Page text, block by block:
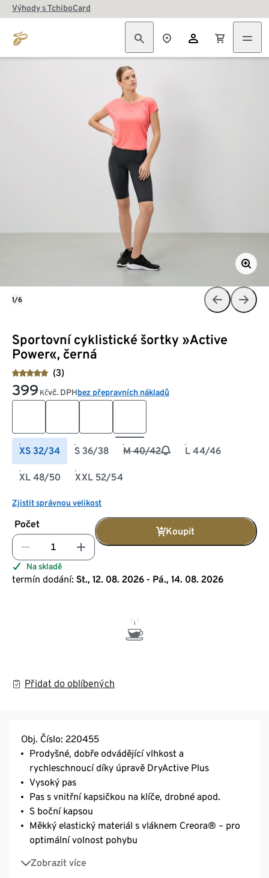
Výhody s TchiboCard
Sportovní cyklistické šortky »Active
Power«, černá
(3)
399 Kčvč. DPHbez přepravních nákladů
XS 32/34 S 36/38 M 40/42 L 44/46
XL 48/50 XXL 52/54
Zjistit správnou velikost
Počet
Koupit
Na skladě
termín dodání: St., 12. 08. 2026 - Pá., 14. 08. 2026
Přidat do oblíbených
1/6
Obj. Číslo: 220455
Prodyšné, dobře odvádějící vlhkost a
rychleschnoucí díky úpravě DryActive Plus
Vysoký pas
Pas s vnitřní kapsičkou na klíče, drobné apod.
S boční kapsou
Měkký elastický materiál s vláknem Creora® – pro
optimální volnost pohybu
Zobrazit více
Z interlokového úpletu